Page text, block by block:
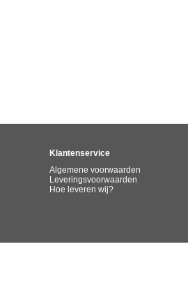
Klantenservice
Algemene voorwaarden
Leveringsvoorwaarden
Hoe leveren wij?